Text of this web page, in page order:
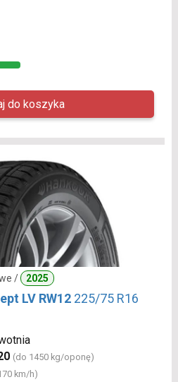
/ 2025
LV RW12 225/75 R16
(do 1450 kg/oponę)
km/h)